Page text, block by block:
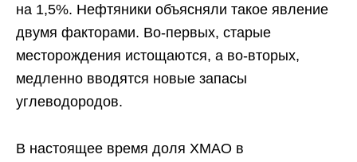
на 1,5%. Нефтяники объясняли такое явление
двумя факторами. Во-первых, старые
месторождения истощаются, а во-вторых,
медленно вводятся новые запасы
углеводородов.
В настоящее время доля ХМАО в